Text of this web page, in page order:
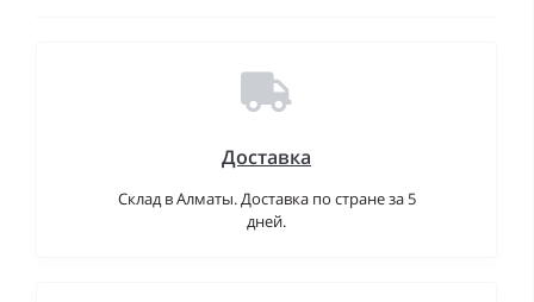
Доставка
Склад в Алматы. Доставка по стране за 5
дней.